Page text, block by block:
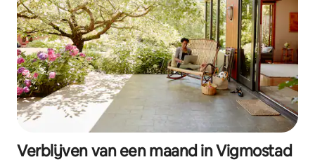
Verblijven van een maand in Vigmostad